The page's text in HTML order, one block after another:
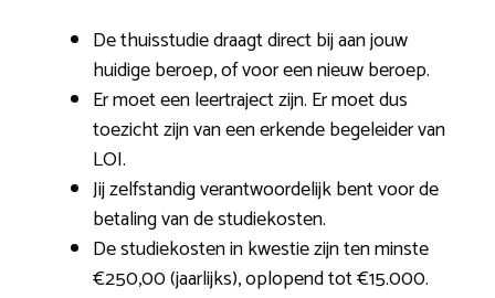
De thuisstudie draagt direct bij aan jouw
huidige beroep, of voor een nieuw beroep.
Er moet een leertraject zijn. Er moet dus
toezicht zijn van een erkende begeleider van
LOI.
Jij zelfstandig verantwoordelijk bent voor de
betaling van de studiekosten.
De studiekosten in kwestie zijn ten minste
€250,00 (jaarlijks), oplopend tot €15.000.